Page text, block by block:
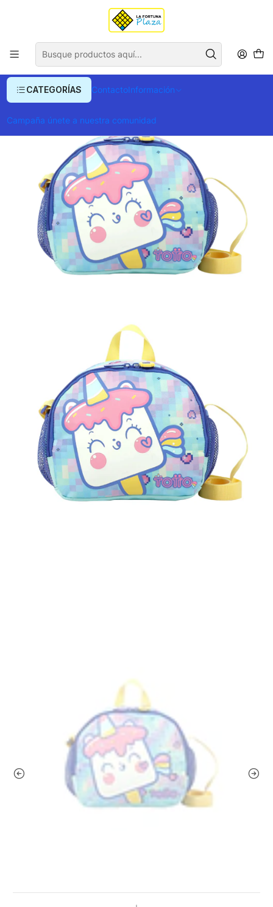
CATEGORÍAS ContactoInformación
Campaña únete a nuestra comunidad
Envío gratis para compras superiores a $ 400.000
Lonchera Cremy